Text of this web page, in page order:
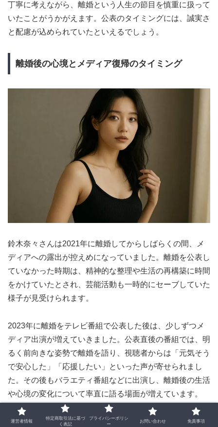
丁寧に考えながら、離婚という人生の節目を慎重に扱って
いたことがうかがえます。公表のタイミングには、誠実さ
と配慮が込められていたといえるでしょう。
離婚後の心境とメディア復帰のタイミング
鈴木奈々さんは2021年に離婚してからしばらくの間、メ
ディアへの露出が控えめになっていました。離婚を公表し
ていなかった時期は、精神的な整理や生活の再構築に時間
をかけていたとされ、芸能活動も一時的にセーブしていた
様子が見受けられます。
2023年に離婚をテレビ番組で公表した後は、少しずつメ
ディア出演が増えていきました。公表直後の番組では、明
るく前向きな姿勢で離婚を語り、視聴者からは「元気そう
で安心した」「応援したい」といった声が寄せられまし
た。その後もバラエティ番組などに出演し、離婚後の生活
や心境の変化について率直に語る場面が増えています。
離婚後の心境としては、「自分を見つめ直す時間が持て
運営者情報
特定商取引法に基づ
く表記
プライバシーポリシ
ー
お問い合わせ 免責事項